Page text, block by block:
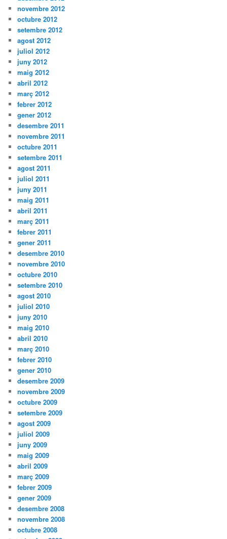
novembre 2012
octubre 2012
setembre 2012
agost 2012
juliol 2012
juny 2012
maig 2012
abril 2012
març 2012
febrer 2012
gener 2012
desembre 2011
novembre 2011
octubre 2011
setembre 2011
agost 2011
juliol 2011
juny 2011
maig 2011
abril 2011
març 2011
febrer 2011
gener 2011
desembre 2010
novembre 2010
octubre 2010
setembre 2010
agost 2010
juliol 2010
juny 2010
maig 2010
abril 2010
març 2010
febrer 2010
gener 2010
desembre 2009
novembre 2009
octubre 2009
setembre 2009
agost 2009
juliol 2009
juny 2009
maig 2009
abril 2009
març 2009
febrer 2009
gener 2009
desembre 2008
novembre 2008
octubre 2008